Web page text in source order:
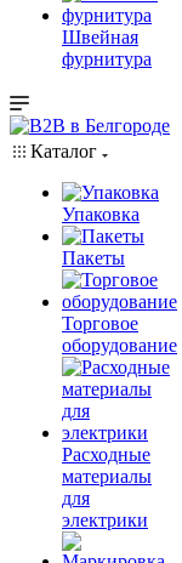
Швейная
фурнитура
Каталог
Упаковка
Пакеты
Торговое
оборудование
Расходные
материалы
для
электрики